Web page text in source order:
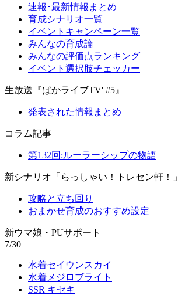
速報･最新情報まとめ
育成シナリオ一覧
イベントキャンペーン一覧
みんなの育成論
みんなの評価点ランキング
イベント選択肢チェッカー
生放送『ぱかライブTV' #5』
発表された情報まとめ
コラム記事
第132回:ルーラーシップの物語
新シナリオ「らっしゃい！トレセン軒！」
攻略と立ち回り
おまかせ育成のおすすめ設定
新ウマ娘・PUサポート
7/30
水着セイウンスカイ
水着メジロブライト
SSR キセキ